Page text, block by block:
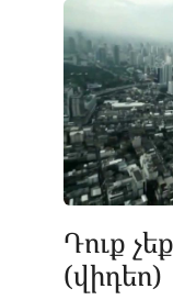
Դուք
(վիդեո)